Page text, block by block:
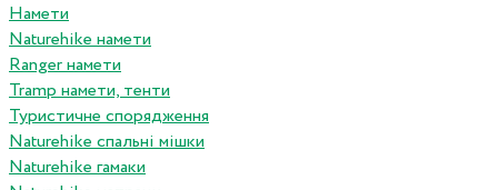
Намети
Naturehike намети
Ranger намети
Tramp намети, тенти
Туристичне спорядження
Naturehike спальні мішки
Naturehike гамаки